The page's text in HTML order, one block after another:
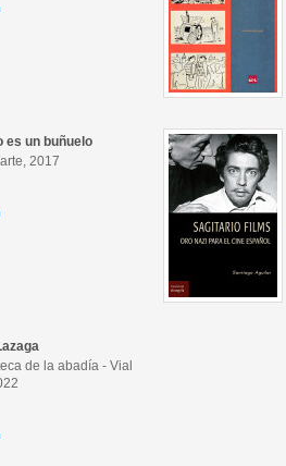
es un buñuelo
2017
de la abadía - Vial